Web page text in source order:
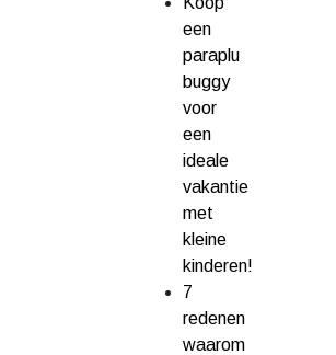
een
paraplu
buggy
voor
een
ideale
vakantie
met
kleine
kinderen!
7
redenen
waarom